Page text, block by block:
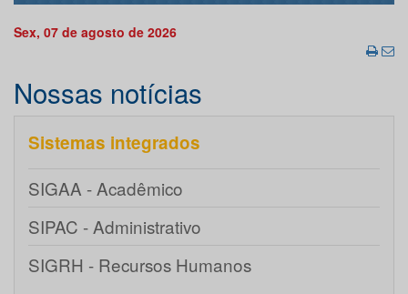
Sex, 07 de agosto de 2026
Nossas notícias
Sistemas integrados
SIGAA - Acadêmico
SIPAC - Administrativo
SIGRH - Recursos Humanos